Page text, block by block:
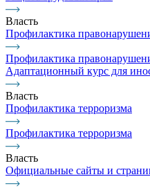
Власть
Профилактика
Профилактика
Адаптационный курс для
Власть
Профилактика терроризма
Профилактика терроризма
Власть
Официальные сайты и